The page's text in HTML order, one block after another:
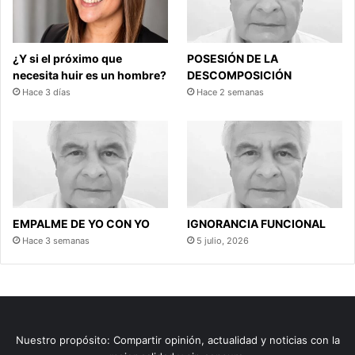
¿Y si el próximo que
necesita huir es un hombre?
Hace 3 días
POSESIÓN DE LA
DESCOMPOSICIÓN
Hace 2 semanas
EMPALME DE YO CON YO
Hace 3 semanas
IGNORANCIA FUNCIONAL
5 julio, 2026
Nuestro propósito: Compartir opinión, actualidad y noticias con la